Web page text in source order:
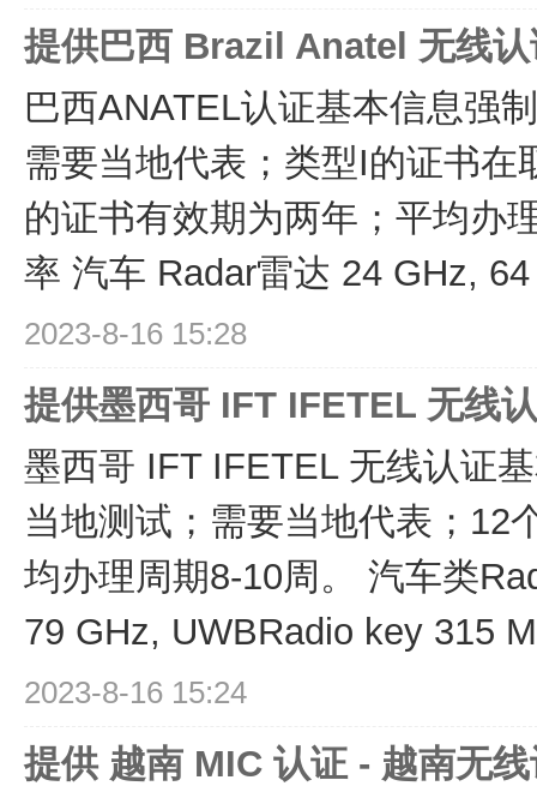
提供巴西 Brazil Anatel 无线认
巴西ANATEL认证基本信息强
需要当地代表；类型I的证书在
的证书有效期为两年；平均办
率 汽车 Radar雷达 24 GHz,
2023-8-16 15:28
提供墨西哥 IFT IFETEL 无线
墨西哥 IFT IFETEL 无线认证
当地测试；需要当地代表；12
均办理周期8-10周。 汽车类
79 GHz, UWBRadio key 315
2023-8-16 15:24
提供 越南 MIC 认证 - 越南无